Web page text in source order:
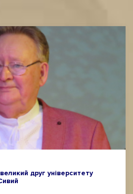
друг університету